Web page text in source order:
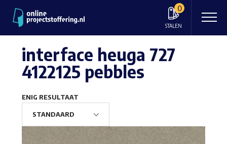
0
STALEN
interface heuga 727
4122125 pebbles
ENIG RESULTAAT